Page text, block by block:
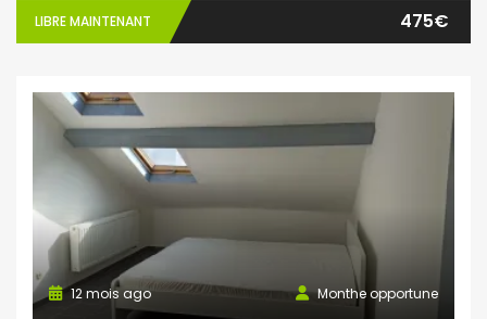
LIBRE MAINTENANT 475€
Monthe opportune
12 mois ago